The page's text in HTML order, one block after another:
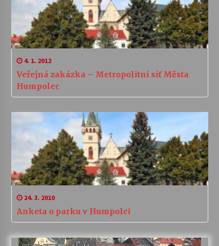
4. 1. 2012
Veřejná zakázka – Metropolitní síť Města
Humpolec
24. 3. 2010
Anketa o parku v Humpolci